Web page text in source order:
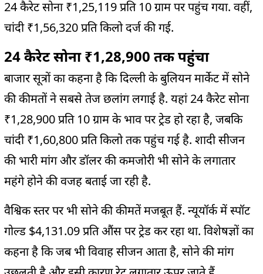
24 कैरेट सोना ₹1,25,119 प्रति 10 ग्राम पर पहुंच गया. वहीं,
चांदी ₹1,56,320 प्रति किलो दर्ज की गई.
24 कैरेट सोना ₹1,28,900 तक पहुंचा
बाजार सूत्रों का कहना है कि दिल्ली के बुलियन मार्केट में सोने
की कीमतों ने सबसे तेज छलांग लगाई है. यहां 24 कैरेट सोना
₹1,28,900 प्रति 10 ग्राम के भाव पर ट्रेड हो रहा है, जबकि
चांदी ₹1,60,800 प्रति किलो तक पहुंच गई है. शादी सीजन
की भारी मांग और डॉलर की कमजोरी भी सोने के लगातार
महंगे होने की वजह बताई जा रही है.
वैश्विक स्तर पर भी सोने की कीमतें मजबूत हैं. न्यूयॉर्क में स्पॉट
गोल्ड $4,131.09 प्रति औंस पर ट्रेड कर रहा था. विशेषज्ञों का
कहना है कि जब भी विवाह सीजन आता है, सोने की मांग